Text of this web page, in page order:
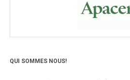
QUI SOMMES NOUS!